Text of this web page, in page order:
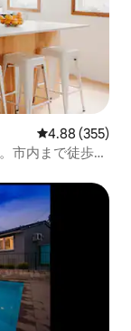
レビュー355
4.88 (355)
市内まで徒歩圏